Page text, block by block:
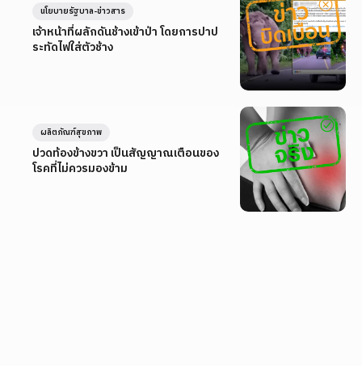
เจ้าหน้าที่ผลักดันช้างเข้าป่า โดยการปาป
ระทัดไฟใส่ตัวช้าง
นโยบายรัฐบาล-ข่าวสาร
ปวดท้องข้างขวา เป็นสัญญาณเตือนของ
โรคที่ไม่ควรมองข้าม
ผลิตภัณฑ์สุขภาพ